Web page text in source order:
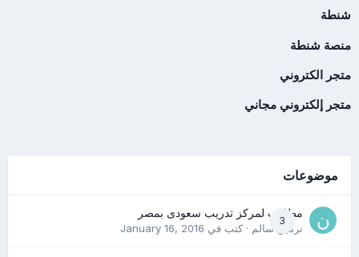
شنطة
منصة شنطة
متجر الكتروني
متجر إلكتروني مجاني
موضوعات
3
مطلوب لمركز تدريب سعودى بمصر
نرمين سالم· كتب في January 16, 2016